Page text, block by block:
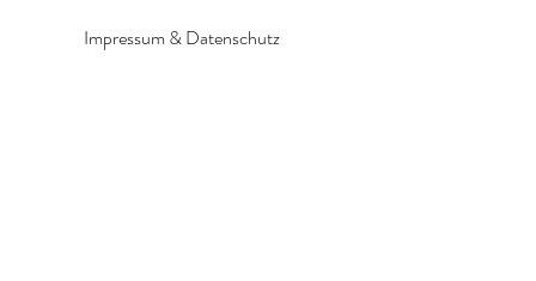
Impressum & Datenschutz